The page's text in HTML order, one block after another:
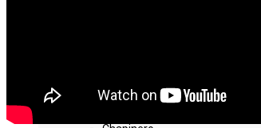
Localidad 1 – 5